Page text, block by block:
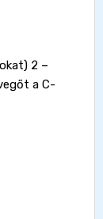
2 –
a C-